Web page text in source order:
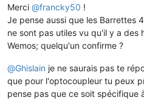
Merci @francky50 !
Je pense aussi que les Barrettes
ne sont pas utiles vu qu'il y a des
Wemos; quelqu'un confirme ?
@Ghislain je ne saurais pas te
que pour l'optocoupleur tu peux
pense pas que ce soit spécifique